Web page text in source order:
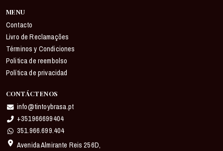
MENU
Contacto
Livro de Reclamações
Términos y Condiciones
Politica de reembolso
Política de privacidad
CONTÁCTENOS
info@tintoybrasa.pt
+351966699404
351.966.699.404
Avenida Almirante Reis 256D,